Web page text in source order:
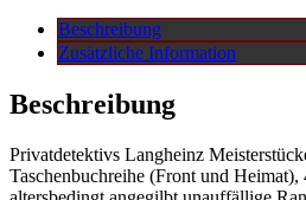
Beschreibung
Zusätzliche Information
Beschreibung
Privatdetektivs Langheinz
Taschenbuchreihe (Front und Heimat),